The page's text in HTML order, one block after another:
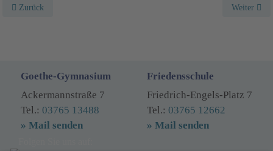
Vorheriger Beitrag: Tischtennis 2025
Zurück Nächster
Weiter
Goethe-Gymnasium
Ackermannstraße 7
Tel.: 03765 13488
» Mail senden
Friedensschule
Friedrich-Engels-Platz 7
Tel.:03765 12662
» Mail senden